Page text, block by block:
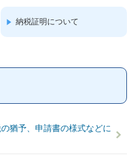
納税証明について
猶予、申請書の様式などに